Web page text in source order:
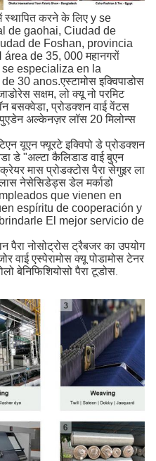
करने के लिए y se
de gaohai, Ciudad de
de Foshan, provincia
de 35, 000 महानगरों
especializa en la
30 anos.एस्टामोस इक्विपाडोस
सक्षम, लो क्यू नो परमिट
बसक्वेडा, प्रोडक्शन वाई वेंटस
अल्केनज़र लॉस 20 मिलोन्स
यूएन फ्यूरटे इक्विपो डे प्रोडक्शन
डे "अल्टा कैलिडाड वाई बुएन
क्रेयर मास प्रोडक्टोस पैरा सेगुइर ला
नेसेसिडेड्स डेल मर्काडो
que vienen en
espíritu de cooperación y
El mejor servicio de
पैरा नोसोट्रोस ट्रैबजर का उपयोग
वाई एस्पेरामोस क्यू पोडामोस टेनर
बेनिफिशियोसो पैरा टूडोस.